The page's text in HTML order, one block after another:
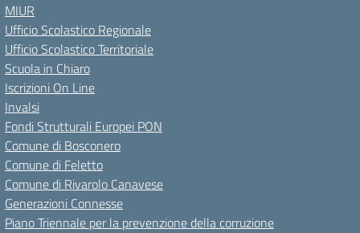
MIUR
Ufficio Scolastico Regionale
Ufficio Scolastico Territoriale
Scuola in Chiaro
Iscrizioni On Line
Invalsi
Fondi Strutturali Europei PON
Comune di Bosconero
Comune di Feletto
Comune di Rivarolo Canavese
Generazioni Connesse
Piano Triennale per la prevenzione della corruzione